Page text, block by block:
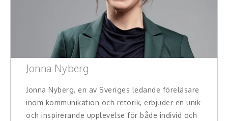
Jonna Nyberg
Jonna Nyberg, en av Sveriges ledande föreläsare
inom kommunikation och retorik, erbjuder en unik
och inspirerande upplevelse för både individ och